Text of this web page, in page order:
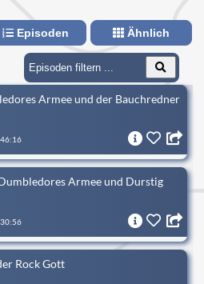
Episoden Ähnlich
Armee und der Bauchredner
Armee und Durstig
Rock Gott